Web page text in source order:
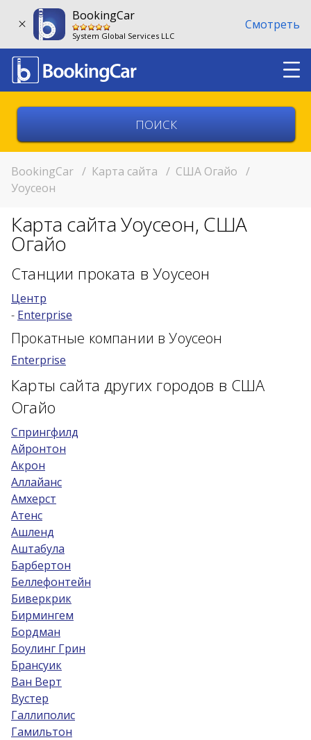
BookingCar
System Global Services LLC
Смотреть
Выберите город
Возврат в другом месте?
Возраст 25-70 лет?
Купон/промо
BookingCar / Карта сайта / США Огайо /
Уоусеон
Карта сайта Уоусеон, США
Огайо
Станции проката в Уоусеон
Центр
- Enterprise
Прокатные компании в Уоусеон
Enterprise
Карты сайта других городов в США
Огайо
Cпрингфилд
Айронтон
Акрон
Аллайанс
Амхерст
Атенс
Ашленд
Аштабула
Барбертон
Беллефонтейн
Биверкрик
Бирмингем
Бордман
Боулинг Грин
Брансуик
Ван Верт
Вустер
Галлиполис
Гамильтон